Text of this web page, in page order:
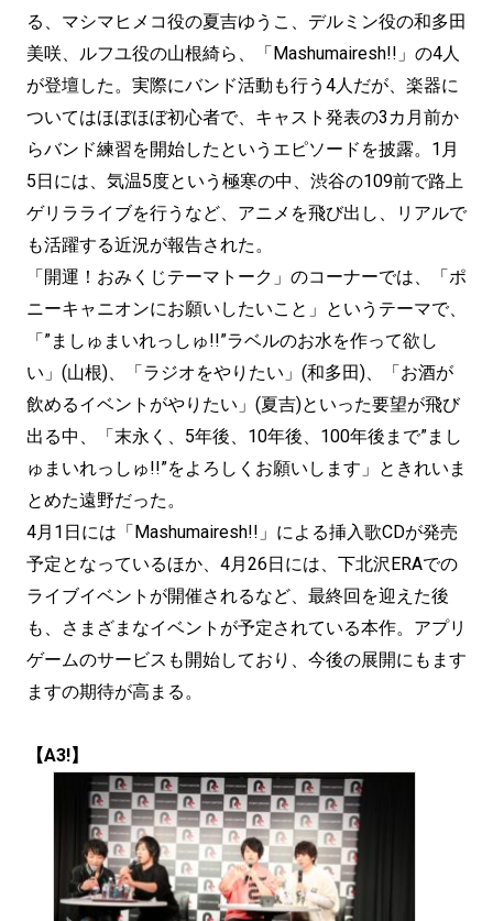
る、マシマヒメコ役の夏吉ゆうこ、デルミン役の和多田
美咲、ルフユ役の山根綺ら、「Mashumairesh!!」の4人
が登壇した。実際にバンド活動も行う4人だが、楽器に
ついてはほぼほぼ初心者で、キャスト発表の3カ月前か
らバンド練習を開始したというエピソードを披露。1月
5日には、気温5度という極寒の中、渋谷の109前で路上
ゲリラライブを行うなど、アニメを飛び出し、リアルで
も活躍する近況が報告された。
「開運！おみくじテーマトーク」のコーナーでは、「ポ
ニーキャニオンにお願いしたいこと」というテーマで、
「”ましゅまいれっしゅ!!”ラベルのお水を作って欲し
い」(山根)、「ラジオをやりたい」(和多田)、「お酒が
飲めるイベントがやりたい」(夏吉)といった要望が飛び
出る中、「末永く、5年後、10年後、100年後まで”まし
ゅまいれっしゅ!!”をよろしくお願いします」ときれいま
とめた遠野だった。
4月1日には「Mashumairesh!!」による挿入歌CDが発売
予定となっているほか、4月26日には、下北沢ERAでの
ライブイベントが開催されるなど、最終回を迎えた後
も、さまざまなイベントが予定されている本作。アプリ
ゲームのサービスも開始しており、今後の展開にもます
ますの期待が高まる。
【A3!】